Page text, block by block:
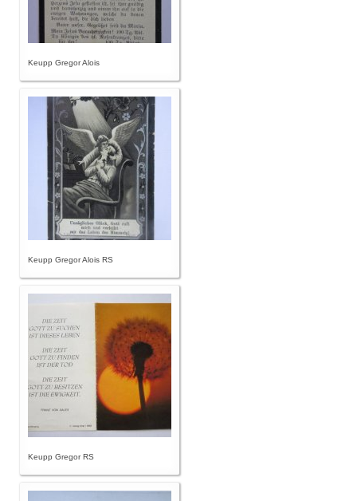
Keupp Gregor Alois
Keupp Gregor Alois RS
Keupp Gregor RS